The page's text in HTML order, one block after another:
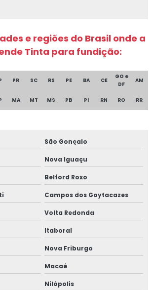
alumínio
fundição
fundição
e regiões do Brasil onde a
Tinta para fundição:
PR SC RS PE BA CE
GO e
DF
AM
MA MT MS PB PI RN RO RR
São Gonçalo
Nova Iguaçu
Belford Roxo
Campos dos Goytacazes
Volta Redonda
Itaboraí
Nova Friburgo
Macaé
Nilópolis